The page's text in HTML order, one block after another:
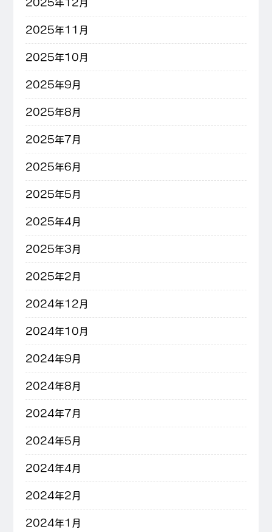
2025年12月
2025年11月
2025年10月
2025年9月
2025年8月
2025年7月
2025年6月
2025年5月
2025年4月
2025年3月
2025年2月
2024年12月
2024年10月
2024年9月
2024年8月
2024年7月
2024年5月
2024年4月
2024年2月
2024年1月